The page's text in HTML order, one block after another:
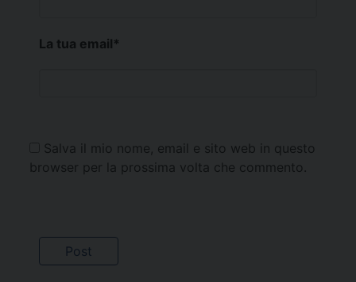
La tua email*
Salva il mio nome, email e sito web in questo
browser per la prossima volta che commento.